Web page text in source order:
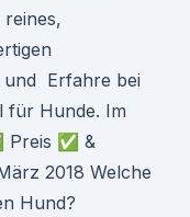
und Erfahre bei
für Hunde. Im
Preis ✅ &
2018 Welche
Hund?